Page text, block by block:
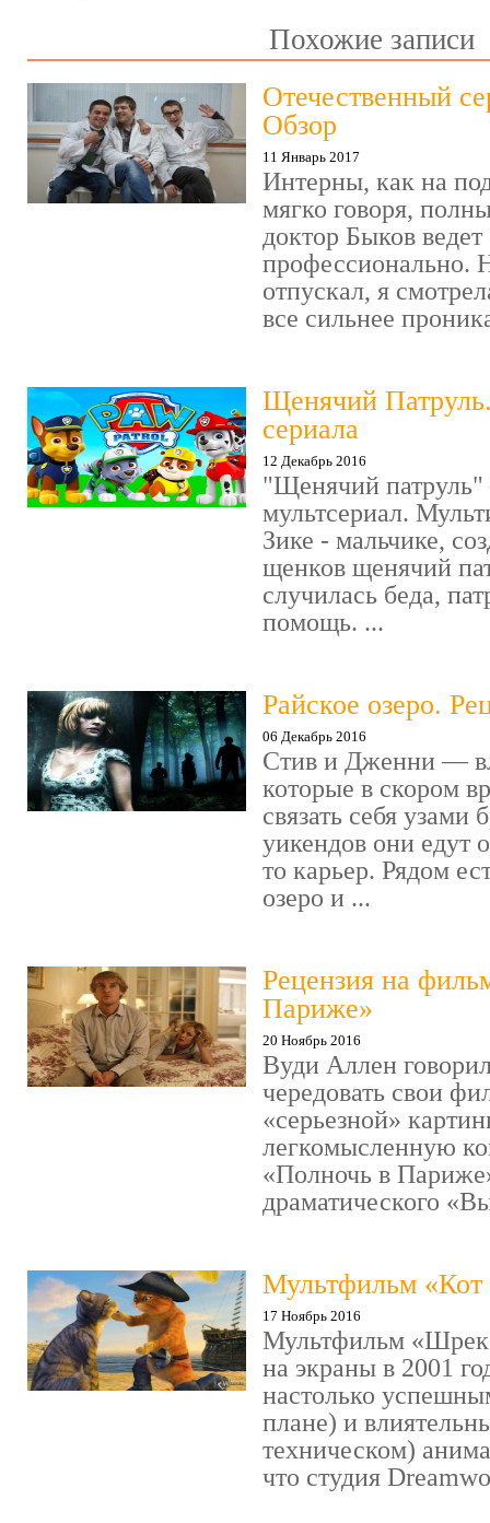
Похожие записи
Отечественный
Обзор
11 Январь 2017
Интерны, как на
мягко говоря,
доктор Быков ведет
профессионально.
отпускал, я
все сильнее
Щенячий
сериала
12 Декабрь 2016
"Щенячий патруль"
мультсериал.
Зике - мальчике,
щенков щенячий
случилась беда,
помощь. ...
Райское озеро.
06 Декабрь 2016
Стив и Дженни —
которые в скором
связать себя узами
уикендов они едут
то карьер. Рядом
озеро и ...
Рецензия на
Париже»
20 Ноябрь 2016
Вуди Аллен
чередовать свои
«серьезной»
легкомысленную
«Полночь в
драматического
Мультфильм «Кот
17 Ноябрь 2016
Мультфильм
на экраны в 2001
настолько
плане) и
техническом)
что студия